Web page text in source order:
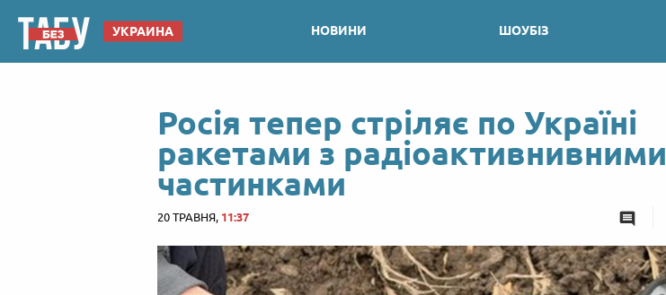
УКРАИНА НОВИНИ ШОУБІЗ
Росія тепер стріляє по Україні
ракетами з радіоактивнивними
частинками
20 ТРАВНЯ, 11:37